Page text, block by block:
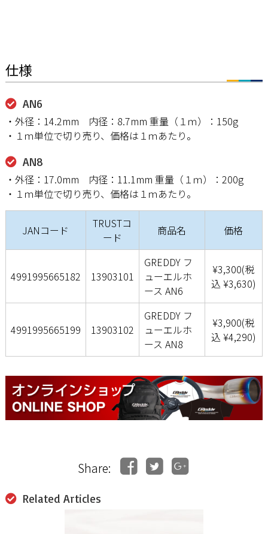
仕様
AN6
・外径：14.2mm 内径：8.7mm 重量（１ｍ）：150g
・１ｍ単位で切り売り、価格は１ｍあたり。
AN8
・外径：17.0mm 内径：11.1mm 重量（１ｍ）：200g
・１ｍ単位で切り売り、価格は１ｍあたり。
JANコード
TRUSTコ
ード
商品名 価格
4991995665182 13903101
GREDDY フ
ューエルホ
ース AN6
¥3,300(税
込 ¥3,630)
4991995665199 13903102
GREDDY フ
ューエルホ
ース AN8
¥3,900(税
込 ¥4,290)
Share:
Related Articles